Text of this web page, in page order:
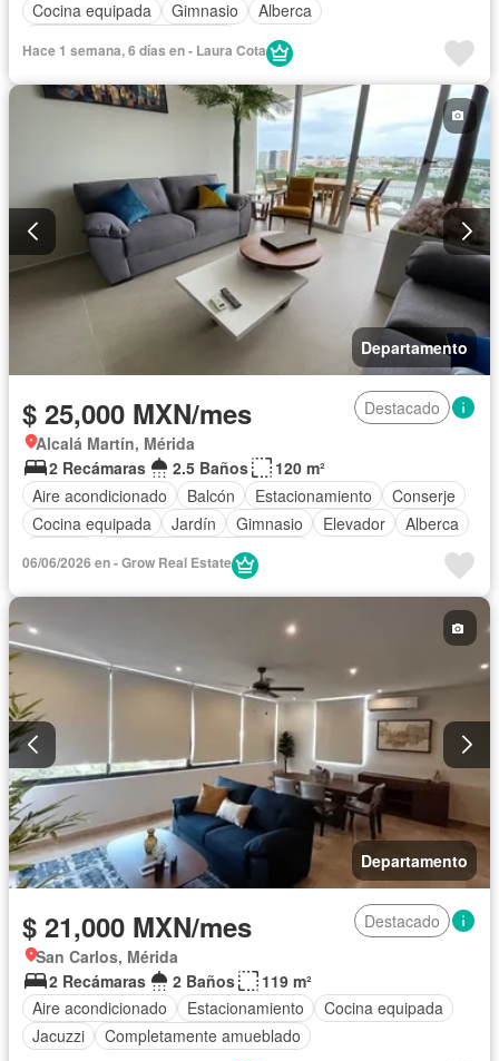
Cocina equipada
Gimnasio
Alberca
Hace 1 semana, 6 días en - Laura Cota
Departamento
$ 25,000 MXN/mes
Destacado
Alcalá Martín, Mérida
2 Recámaras
2.5 Baños
120 m²
Aire acondicionado
Balcón Estacionamiento
Conserje
Cocina equipada
Jardín Gimnasio Elevador
Alberca
Completamente amueblado
06/06/2026 en - Grow Real Estate
Departamento
$ 21,000 MXN/mes
Destacado
San Carlos, Mérida
2 Recámaras
2 Baños
119 m²
Aire acondicionado
Estacionamiento
Cocina equipada
Jacuzzi
Completamente amueblado